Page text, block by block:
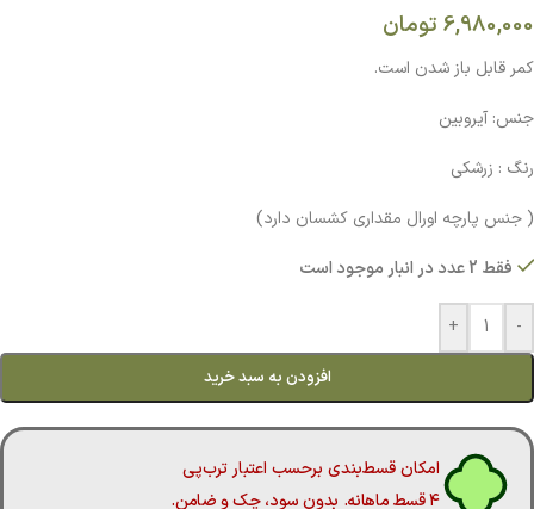
6,980,000 تومان
کمر قابل باز شدن است.
جنس: آيروبين
رنگ : زرشکی
( جنس پارچه اورال مقداري كشسان دارد)
فقط 2 عدد در انبار موجود است
-
+
افزودن به سبد خرید
امکان قسط‌بندی برحسب اعتبار ترب‌پی
۴ قسط ماهانه. بدون سود، چک و ضامن.